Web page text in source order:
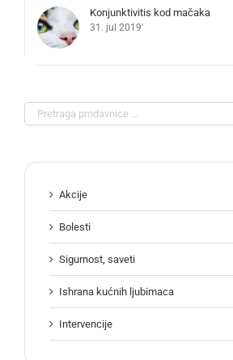
Konjunktivitis kod mačaka
31. jul 2019'
Search
for:
Akcije
Bolesti
Sigurnost, saveti
Ishrana kućnih ljubimaca
Intervencije